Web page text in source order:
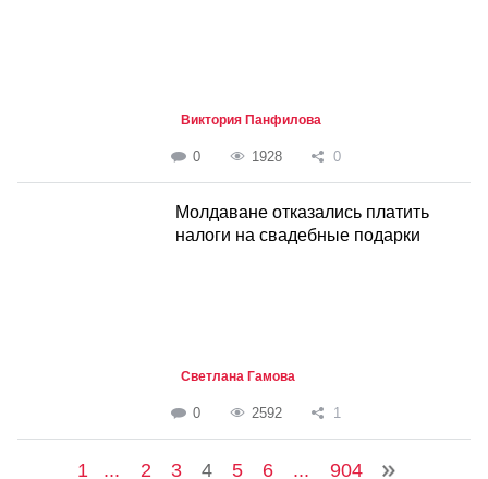
Виктория Панфилова
0 1928 0
Молдаване отказались платить
налоги на свадебные подарки
Светлана Гамова
0 2592 1
1 ... 2 3 4 5 6 ... 904